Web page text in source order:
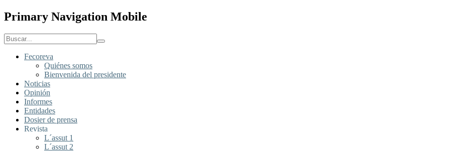
Primary Navigation Mobile
Fecoreva
Quiénes somos
Bienvenida del presidente
Noticias
Opinión
Informes
Entidades
Dosier de prensa
Revista
L´assut 1
L´assut 2